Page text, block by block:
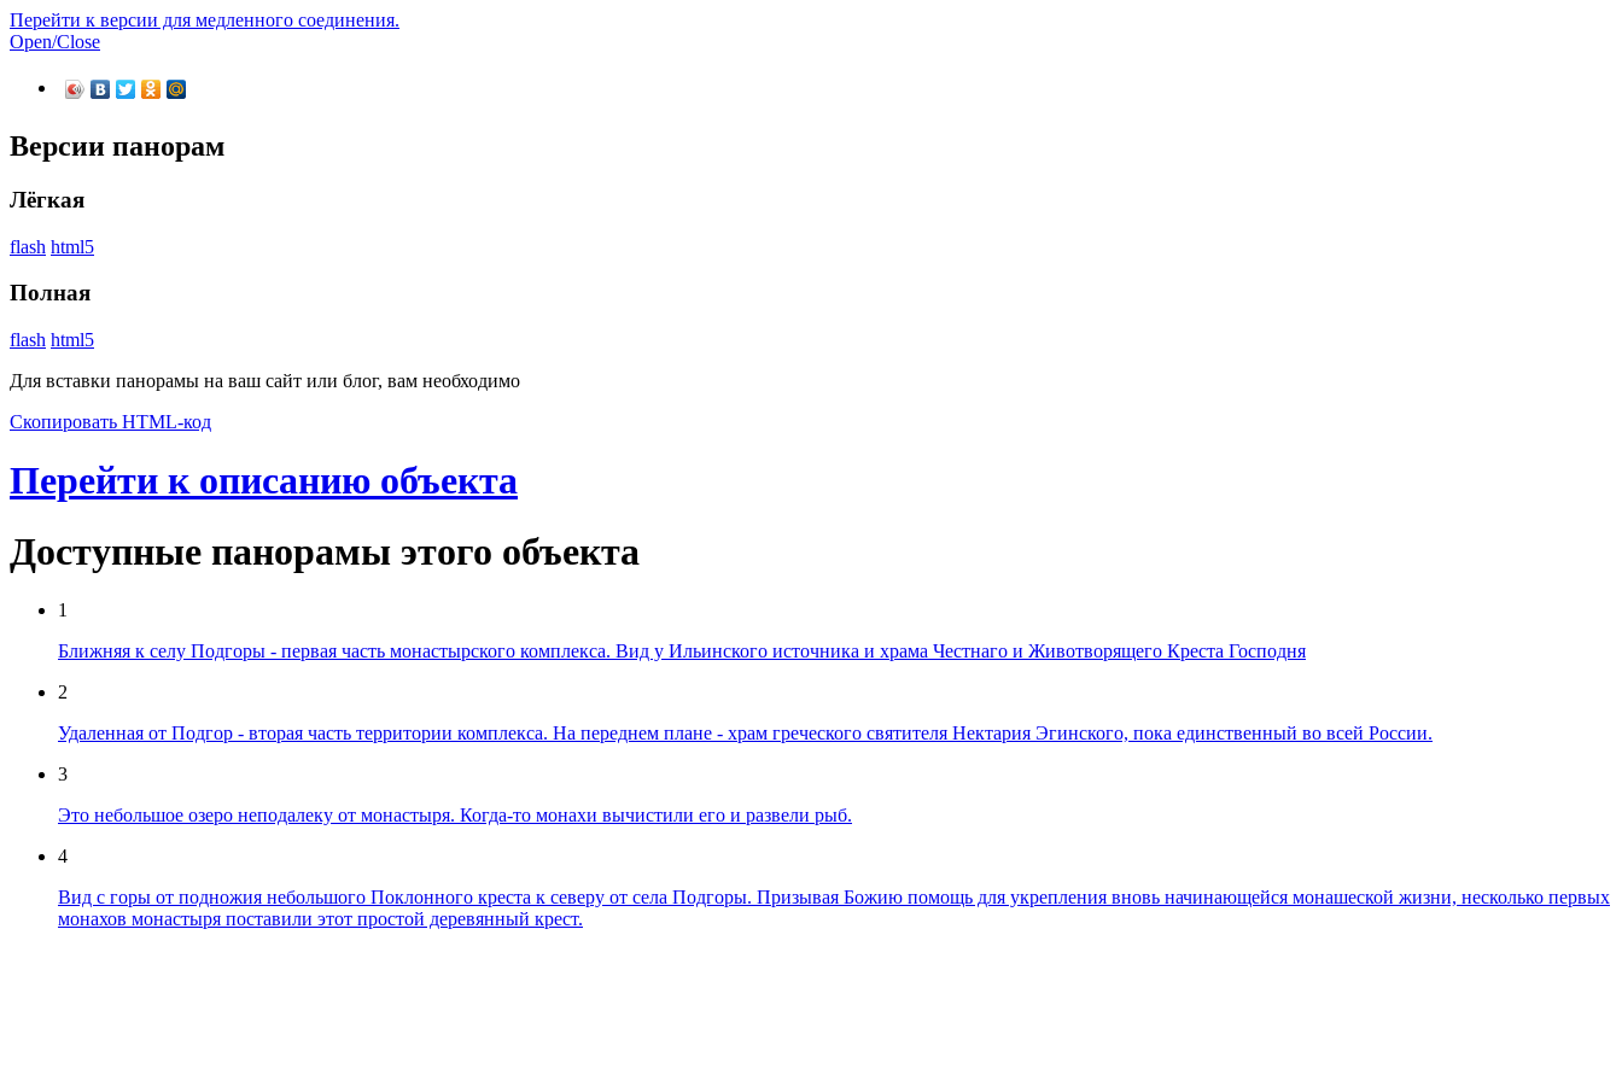
Перейти к версии для медленного соединения.
Open/Close
Версии панорам
Лёгкая
flash html5
Полная
flash html5
Для вставки панорамы на ваш сайт или блог, вам необходимо
Скопировать HTML-код
Перейти к описанию объекта
Доступные панорамы этого объекта
1
Ближняя к селу Подгоры - первая часть монастырского комплекса. Вид у Ильинского источника и храма Честнаго и Животворящего Креста Господня
2
Удаленная от Подгор - вторая часть территории комплекса. На переднем плане - храм греческого святителя Нектария Эгинского, пока единственный во всей России.
3
Это небольшое озеро неподалеку от монастыря. Когда-то монахи вычистили его и развели рыб.
4
Вид с горы от подножия небольшого Поклонного креста к северу от села Подгоры. Призывая Божию помощь для укрепления вновь начинающейся монашеской жизни, несколько первых
монахов монастыря поставили этот простой деревянный крест.